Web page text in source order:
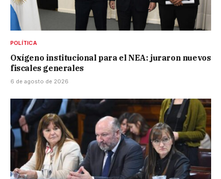
POLÍTICA
Oxígeno institucional para el NEA: juraron nuevos
fiscales generales
6 de agosto de 2026